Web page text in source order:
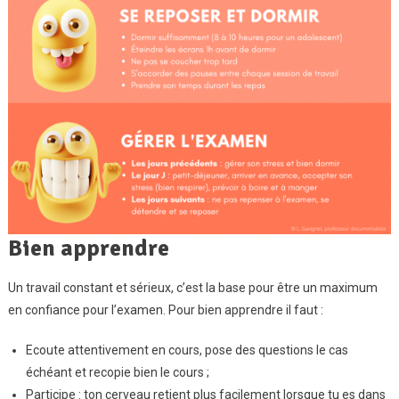
Bien apprendre
Un travail constant et sérieux, c’est la base pour être un maximum
en confiance pour l’examen. Pour bien apprendre il faut :
Ecoute attentivement en cours, pose des questions le cas
échéant et recopie bien le cours ;
Participe : ton cerveau retient plus facilement lorsque tu es dans